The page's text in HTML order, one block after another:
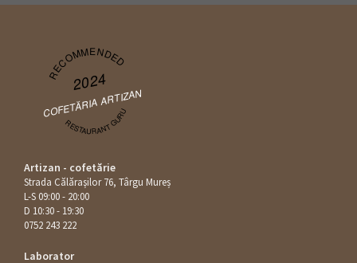
RECOMMENDED
2024
COFETĂRIA ARTIZAN
RESTAURANT GURU
Artizan - cofetărie
Strada Călăraşilor 76, Târgu Mureș
L-S 09:00 - 20:00
D 10:30 - 19:30
0752 243 222
Laborator